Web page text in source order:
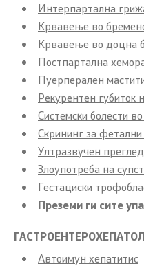
Организација и
Органограм
Кодекс за
службеници
SEEHN
Односи со јавност
Соопштенија
Интерпартална
Крвавење во
Крвавење во доцна
Постпартална
Пуерперален
Рекурентен губиток
Системски болести
Скрининг за
Ултразвучен
Злоупотреба на
Гестациски
Преземи ги сите
Автоимун хепатитис